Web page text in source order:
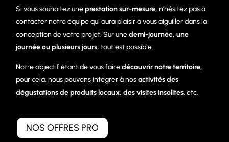
Si vous souhaitez uneprestation sur-mesure, n’hésitez pas à
contacter notre équipe qui aura plaisir à vous aiguiller dans la
conception de votre projet. Sur unedemi-journée, une
journée ou plusieurs jours, tout est possible.
Notre objectif étant de vous fairedécouvrir notre territoire,
pour cela, nous pouvons intégrer à nosactivités des
dégustations de produits locaux, des visites insolites, etc.
NOS OFFRES PRO